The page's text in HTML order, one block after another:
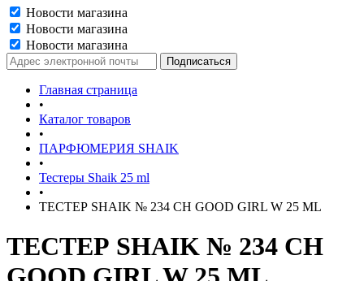
Новости магазина
Новости магазина
Новости магазина
Главная страница
•
Каталог товаров
•
ПАРФЮМЕРИЯ SHAIK
•
Тестеры Shaik 25 ml
•
ТЕСТЕР SHAIK № 234 CH GOOD GIRL W 25 ML
ТЕСТЕР SHAIK № 234 CH